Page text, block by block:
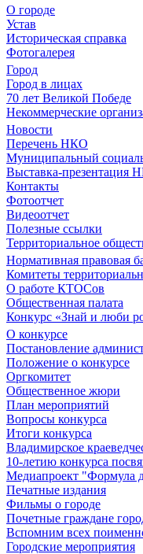
О городе
Устав
Историческая справка
Фотогалерея
Город
Город в лицах
70 лет Великой Победе
Некоммерческие
Новости
Перечень НКО
Муниципальный
Выставка-презентация
Контакты
Фотоотчет
Видеоотчет
Полезные ссылки
Территориальное
Нормативная правовая
Комитеты
О работе КТОСов
Общественная палата
Конкурс «Знай и люби
О конкурсе
Постановление
Положение о конкурсе
Оргкомитет
Общественное жюри
План мероприятий
Вопросы конкурса
Итоги конкурса
Владимирское
10-летию конкурса
Медиапроект "Формула
Печатные издания
Фильмы о городе
Почетные граждане
Вспомним всех
Городские мероприятия